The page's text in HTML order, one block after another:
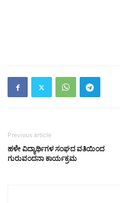
Previous article
ಹಳೇ ವಿದ್ಯಾರ್ಥಿಗಳ ಸಂಘದ ವತಿಯಿಂದ
ಗುರುವಂದನಾ ಕಾರ್ಯಕ್ರಮ